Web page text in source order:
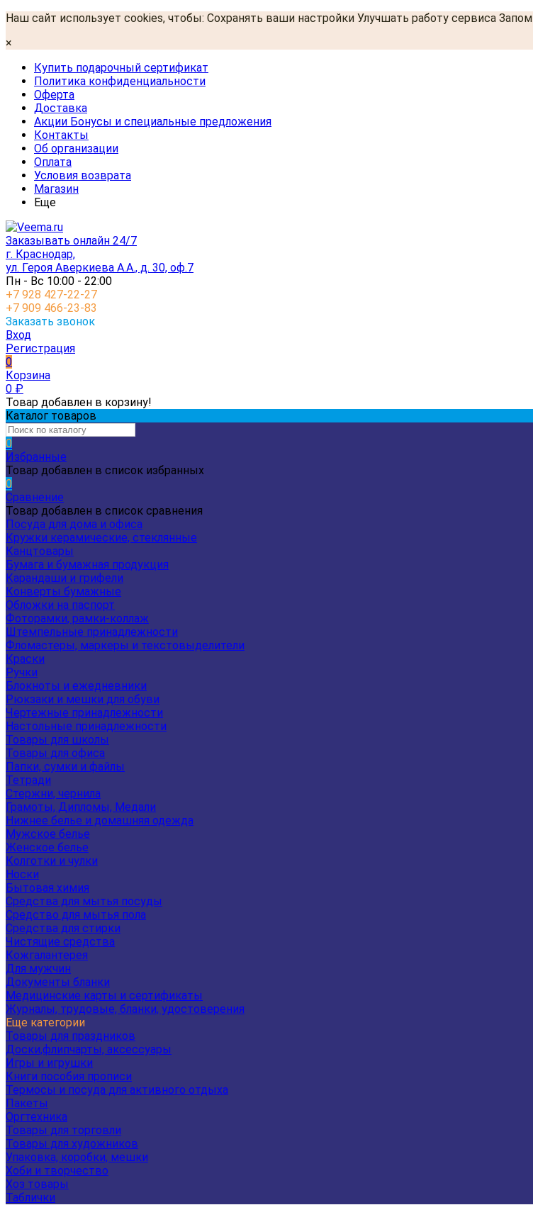
Наш сайт использует cookies, чтобы: Сохранять ваши настройки Улучшать работу сервиса
×
Купить подарочный сертификат
Политика конфиденциальности
Оферта
Доставка
Акции Бонусы и специальные предложения
Контакты
Об организации
Оплата
Условия возврата
Магазин
Еще
Заказывать онлайн 24/7
г. Краснодар,
ул. Героя Аверкиева А.А., д. 30, оф.7
Пн - Вс 10:00 - 22:00
+7 928 427-22-27
+7 909 466-23-83
Заказать звонок
Вход
Регистрация
0
Корзина
0 ₽
Товар добавлен в корзину!
Каталог товаров
0
Избранные
Товар добавлен в список избранных
0
Сравнение
Товар добавлен в список сравнения
Посуда для дома и офиса
Кружки керамические, стеклянные
Канцтовары
Бумага и бумажная продукция
Карандаши и грифели
Конверты бумажные
Обложки на паспорт
Фоторамки, рамки-коллаж
Штемпельные принадлежности
Фломастеры, маркеры и текстовыделители
Краски
Ручки
Блокноты и ежедневники
Рюкзаки и мешки для обуви
Чертежные принадлежности
Настольные принадлежности
Товары для школы
Товары для офиса
Папки, сумки и файлы
Тетради
Стержни, чернила
Грамоты, Дипломы, Медали
Нижнее белье и домашняя одежда
Мужское белье
Женское белье
Колготки и чулки
Носки
Бытовая химия
Средства для мытья посуды
Средство для мытья пола
Средства для стирки
Чистящие средства
Кожгалантерея
Для мужчин
Документы бланки
Медицинские карты и сертификаты
Журналы, трудовые, бланки, удостоверения
Еще категории
Товары для праздников
Доски,флипчарты, аксессуары
Игры и игрушки
Книги пособия прописи
Термосы и посуда для активного отдыха
Пакеты
Оргтехника
Товары для торговли
Товары для художников
Упаковка, коробки, мешки
Хоби и творчество
Хоз товары
Таблички